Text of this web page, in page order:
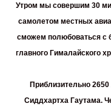
Утром мы совершим 30
самолетом местных
сможем полюбоваться с
главного Гималайского
Приблизительно
Сиддхартха Гаутама.